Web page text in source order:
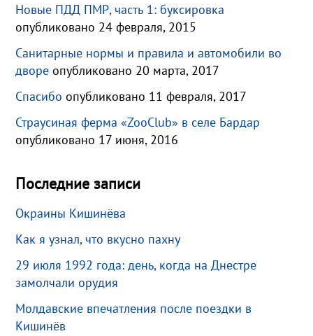
Новые ПДД ПМР, часть 1: буксировка
опубликовано 24 февраля, 2015
Санитарные нормы и правила и автомобили во
дворе опубликовано 20 марта, 2017
Спасибо опубликовано 11 февраля, 2017
Страусиная ферма «ZooClub» в селе Бардар
опубликовано 17 июня, 2016
Последние записи
Окраины Кишинёва
Как я узнал, что вкусно пахну
29 июля 1992 года: день, когда на Днестре
замолчали орудия
Молдавские впечатления после поездки в
Кишинёв